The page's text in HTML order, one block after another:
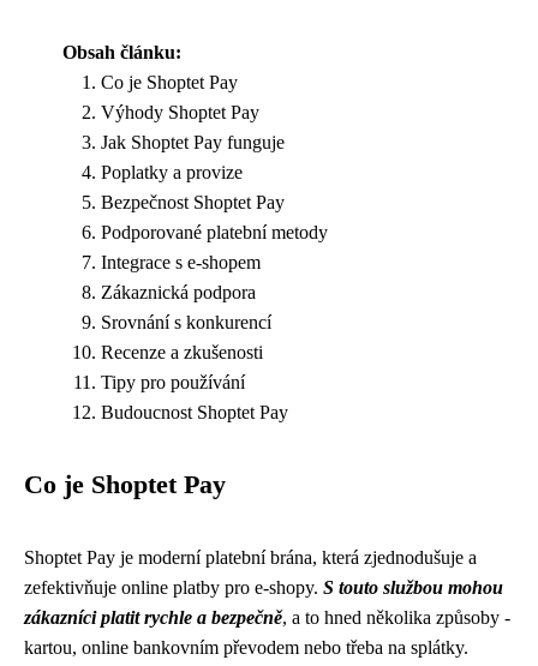
Obsah článku:
Co je Shoptet Pay
Výhody Shoptet Pay
Jak Shoptet Pay funguje
Poplatky a provize
Bezpečnost Shoptet Pay
Podporované platební metody
Integrace s e-shopem
Zákaznická podpora
Srovnání s konkurencí
Recenze a zkušenosti
Tipy pro používání
Budoucnost Shoptet Pay
Co je Shoptet Pay
Shoptet Pay je moderní platební brána, která zjednodušuje a
zefektivňuje online platby pro e-shopy. S touto službou mohou
zákazníci platit rychle a bezpečně, a to hned několika způsoby -
kartou, online bankovním převodem nebo třeba na splátky.